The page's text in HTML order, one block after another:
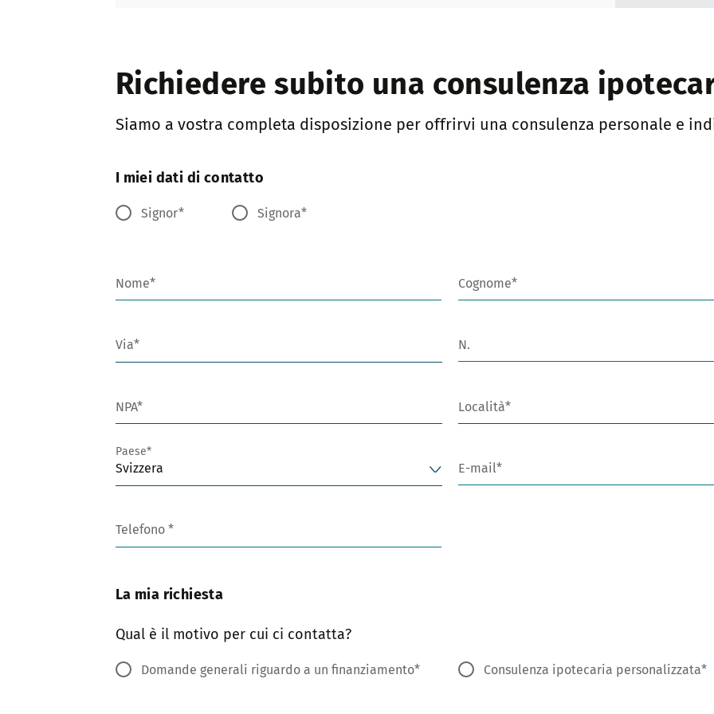
Richiedere subito una consulenza
Siamo a vostra completa disposizione per offrirvi una consulenza personale e
I miei dati di contatto
Signor Signora
Nome Cognome
Via N.
NPA Località
Paese
Svizzera E-mail
Telefono
La mia richiesta
Qual è il motivo per cui ci contatta?
Domande generali riguardo a un finanziamento Consulenza ipotecaria personalizzata